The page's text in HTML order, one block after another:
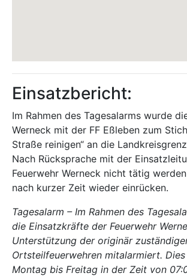
Einsatzbericht:
Im Rahmen des Tagesalarms wurde
Werneck mit der FF Eßleben zum
Straße reinigen“ an die
Nach Rücksprache mit der
Feuerwehr Werneck nicht tätig
nach kurzer Zeit wieder einrücken.
Tagesalarm – Im Rahmen des
die Einsatzkräfte der Feuerwehr
Unterstützung der originär
Ortsteilfeuerwehren mitalarmiert.
Montag bis Freitag in der Zeit von